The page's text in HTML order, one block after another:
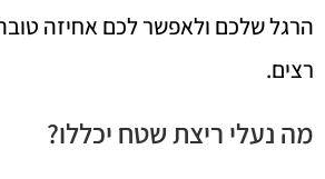
הרגל שלכם ולאפשר לכם אחיזה
רצים.
מה נעלי ריצת שטח יכללו?